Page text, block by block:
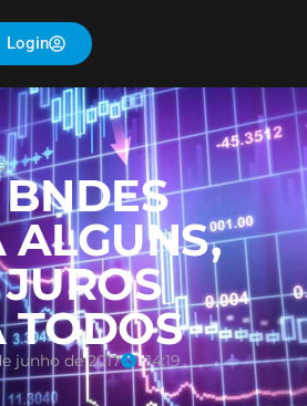
Login
ALGUNS,
TODOS
junho de 2017 14:19